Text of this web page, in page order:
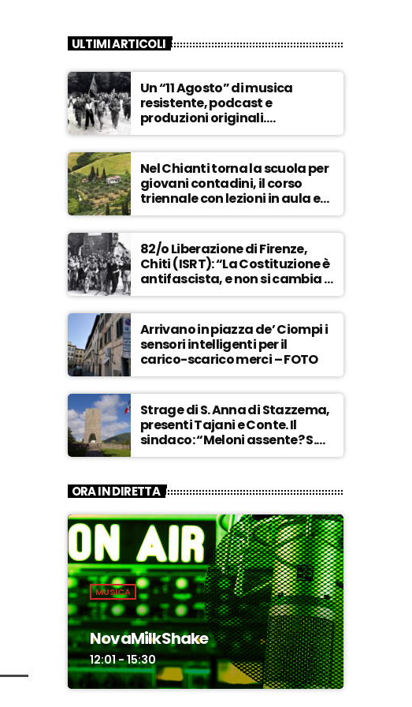
ULTIMI ARTICOLI
Un “11 Agosto” di musica
resistente, podcast e
produzioni originali.
Novaradio festeggia in onda
la Liberazione di Firenze
Nel Chianti torna la scuola per
giovani contadini, il corso
triennale con lezioni in aula e
tra i campi – ASCOLTA
82/o Liberazione di Firenze,
Chiti (ISRT): “La Costituzione è
antifascista, e non si cambia a
maggioranza” – ASCOLTA
Arrivano in piazza de’ Ciompi i
sensori intelligenti per il
carico-scarico merci – FOTO
Strage di S. Anna di Stazzema,
presenti Tajani e Conte. Il
sindaco: “Meloni assente? S.
Anna aperta tutto l’anno…” –
ORA IN DIRETTA
MUSICA
NovaMilkShake
12:01 - 15:30